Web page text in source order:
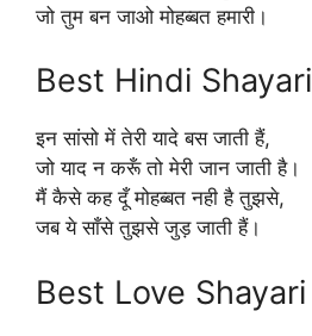
जो तुम बन जाओ मोहब्बत हमारी।
Best Hindi Shayari
इन सांसो में तेरी यादे बस जाती हैं,
जो याद न करूँ तो मेरी जान जाती है।
मैं कैसे कह दूँ मोहब्बत नही है तुझसे,
जब ये साँसे तुझसे जुड़ जाती हैं।
Best Love Shayari